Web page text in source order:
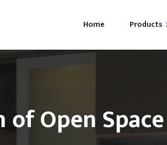
Home Products
i-LUXE
Browse All
Open